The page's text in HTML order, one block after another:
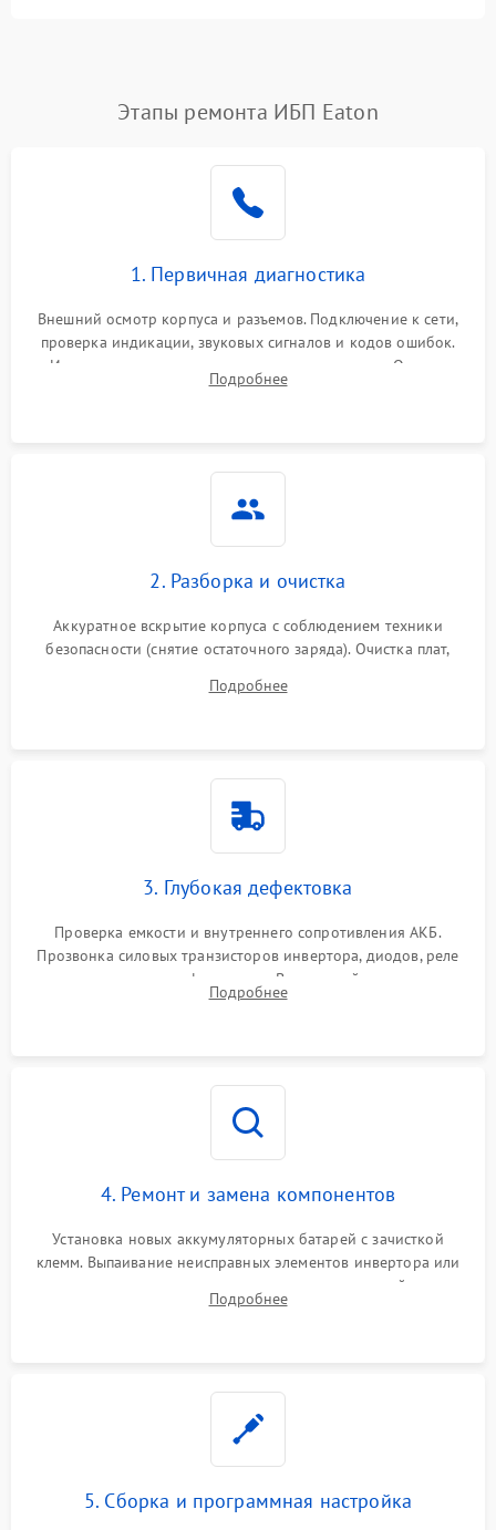
Этапы ремонта ИБП Eaton
1. Первичная диагностика
Внешний осмотр корпуса и разъемов. Подключение к сети,
проверка индикации, звуковых сигналов и кодов ошибок.
Измерение входного и выходного напряжения. Оценка
реакции ИБП на отключение основного питания без
Подробнее
2. Разборка и очистка
Аккуратное вскрытие корпуса с соблюдением техники
безопасности (снятие остаточного заряда). Очистка плат,
и кистей для предотвращения перегрева и замыканий.
Подробнее
3. Глубокая дефектовка
Проверка емкости и внутреннего сопротивления АКБ.
Прозвонка силовых транзисторов инвертора, диодов, реле
переключения и трансформатора. Визуальный поиск вздутых
конденсаторов и прогаров на печатной плате.
Подробнее
4. Ремонт и замена компонентов
Установка новых аккумуляторных батарей с зачисткой
клемм. Выпаивание неисправных элементов инвертора или
цепи зарядки и монтаж новых радиодеталей.
Восстановление поврежденных токоведущих дорожек и
Подробнее
5. Сборка и программная настройка